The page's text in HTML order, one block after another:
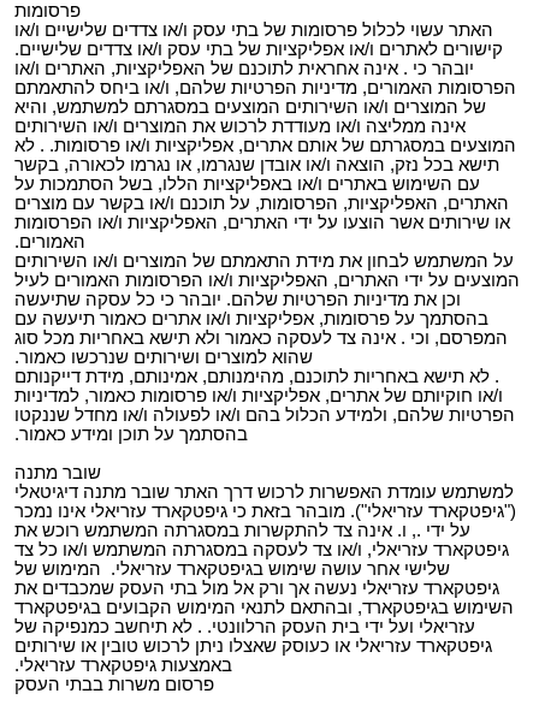
פרסומות
האתר עשוי לכלול פרסומות של בתי עסק ו/או צדדים שלישיים ו/או
קישורים לאתרים ו/או אפליקציות של בתי עסק ו/או צדדים שלישיים.
יובהר כי . אינה אחראית לתוכנם של האפליקציות, האתרים ו/או
הפרסומות האמורים, מדיניות הפרטיות שלהם, ו/או ביחס להתאמתם
של המוצרים ו/או השירותים המוצעים במסגרתם למשתמש, והיא
אינה ממליצה ו/או מעודדת לרכוש את המוצרים ו/או השירותים
המוצעים במסגרתם של אותם אתרים, אפליקציות ו/או פרסומות. . לא
תישא בכל נזק, הוצאה ו/או אובדן שנגרמו, או נגרמו לכאורה, בקשר
עם השימוש באתרים ו/או באפליקציות הללו, בשל הסתמכות על
האתרים, האפליקציות, הפרסומות, על תוכנם ו/או בקשר עם מוצרים
או שירותים אשר הוצעו על ידי האתרים, האפליקציות ו/או הפרסומות
האמורים.
על המשתמש לבחון את מידת התאמתם של המוצרים ו/או השירותים
המוצעים על ידי האתרים, האפליקציות ו/או הפרסומות האמורים לעיל
וכן את מדיניות הפרטיות שלהם. יובהר כי כל עסקה שתיעשה
בהסתמך על פרסומות, אפליקציות ו/או אתרים כאמור תיעשה עם
המפרסם, וכי . אינה צד לעסקה כאמור ולא תישא באחריות מכל סוג
שהוא למוצרים ושירותים שנרכשו כאמור.
. לא תישא באחריות לתוכנם, מהימנותם, אמינותם, מידת דייקנותם
ו/או חוקיותם של אתרים, אפליקציות ו/או פרסומות כאמור, למדיניות
הפרטיות שלהם, ולמידע הכלול בהם ו/או לפעולה ו/או מחדל שננקטו
בהסתמך על תוכן ומידע כאמור.
שובר מתנה
למשתמש עומדת האפשרות לרכוש דרך האתר שובר מתנה דיגיטאלי
("גיפטקארד עזריאלי"). מובהר בזאת כי גיפטקארד עזריאלי אינו נמכר
על ידי ., ו. אינה צד להתקשרות במסגרתה המשתמש רוכש את
גיפטקארד עזריאלי, ו/או צד לעסקה במסגרתה המשתמש ו/או כל צד
שלישי אחר עושה שימוש בגיפטקארד עזריאלי. המימוש של
גיפטקארד עזריאלי נעשה אך ורק אל מול בתי העסק שמכבדים את
השימוש בגיפטקארד, ובהתאם לתנאי המימוש הקבועים בגיפטקארד
עזריאלי ועל ידי בית העסק הרלוונטי. . לא תיחשב כמנפיקה של
גיפטקארד עזריאלי או כעוסק שאצלו ניתן לרכוש טובין או שירותים
באמצעות גיפטקארד עזריאלי.
פרסום משרות בבתי העסק